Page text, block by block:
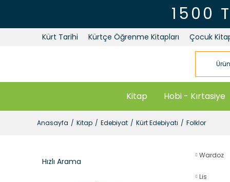
1500
Kürt Tarihi Kürtçe Öğrenme Kitapları Çocuk
Kitap Hobi - Kırtasiye
Anasayfa Kitap Edebiyat Kürt Edebiyatı Folklor
Hızlı Arama
Wardoz
Lis